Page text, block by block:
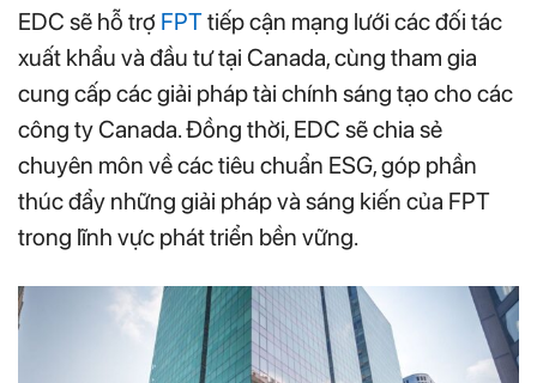
EDC sẽ hỗ trợ FPTtiếp cận mạng lưới các đối tác
xuất khẩu và đầu tư tại Canada, cùng tham gia
cung cấp các giải pháp tài chính sáng tạo cho các
công ty Canada. Đồng thời, EDC sẽ chia sẻ
chuyên môn về các tiêu chuẩn ESG, góp phần
thúc đẩy những giải pháp và sáng kiến của FPT
trong lĩnh vực phát triển bền vững.